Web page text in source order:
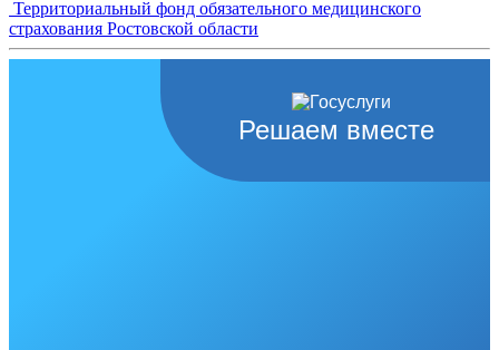
Территориальный фонд обязательного медицинского
страхования Ростовской области
Решаем вместе